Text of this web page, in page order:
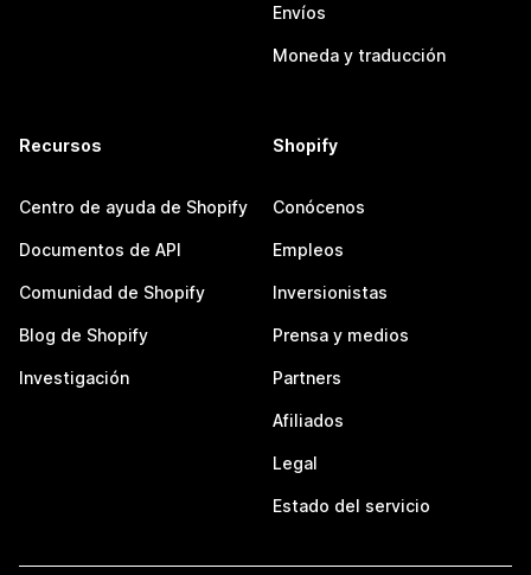
Envíos
Moneda y traducción
Recursos
Centro de ayuda de Shopify
Documentos de API
Comunidad de Shopify
Blog de Shopify
Investigación
Shopify
Conócenos
Empleos
Inversionistas
Prensa y medios
Partners
Afiliados
Legal
Estado del servicio